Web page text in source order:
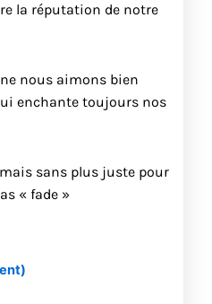
la réputation de notre
nous aimons bien
enchante toujours nos
sans plus juste pour
« fade »